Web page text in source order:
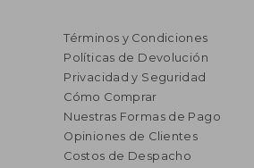
Términos y Condiciones
Políticas de Devolución
Privacidad y Seguridad
Cómo Comprar
Nuestras Formas de Pago
Opiniones de Clientes
Costos de Despacho